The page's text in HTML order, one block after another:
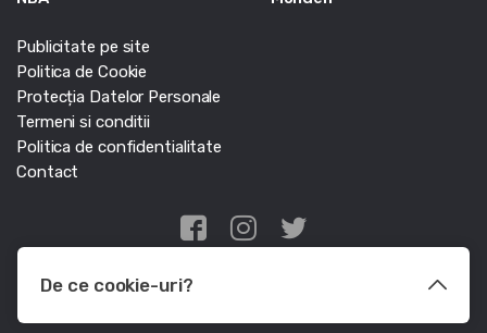
Publicitate pe site
Politica de Cookie
Protecția Datelor Personale
Termeni si conditii
Politica de confidentialitate
Contact
Edris Digital Agency
De ce cookie-uri?